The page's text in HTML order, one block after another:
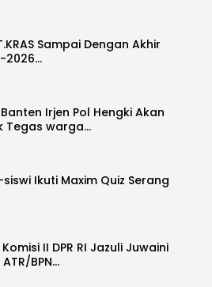
Sampai Dengan Akhir
2026…
Irjen Pol Hengki Akan
Tegas warga…
Ikuti Maxim Quiz Serang
II DPR RI Jazuli Juwaini
BPN…